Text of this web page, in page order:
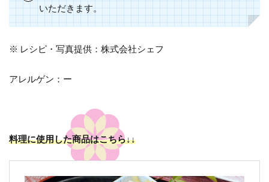
いただきます。
※ レシピ・写真提供：株式会社シェフ
アレルゲン：ー
料理に使用した商品はこちら↓↓